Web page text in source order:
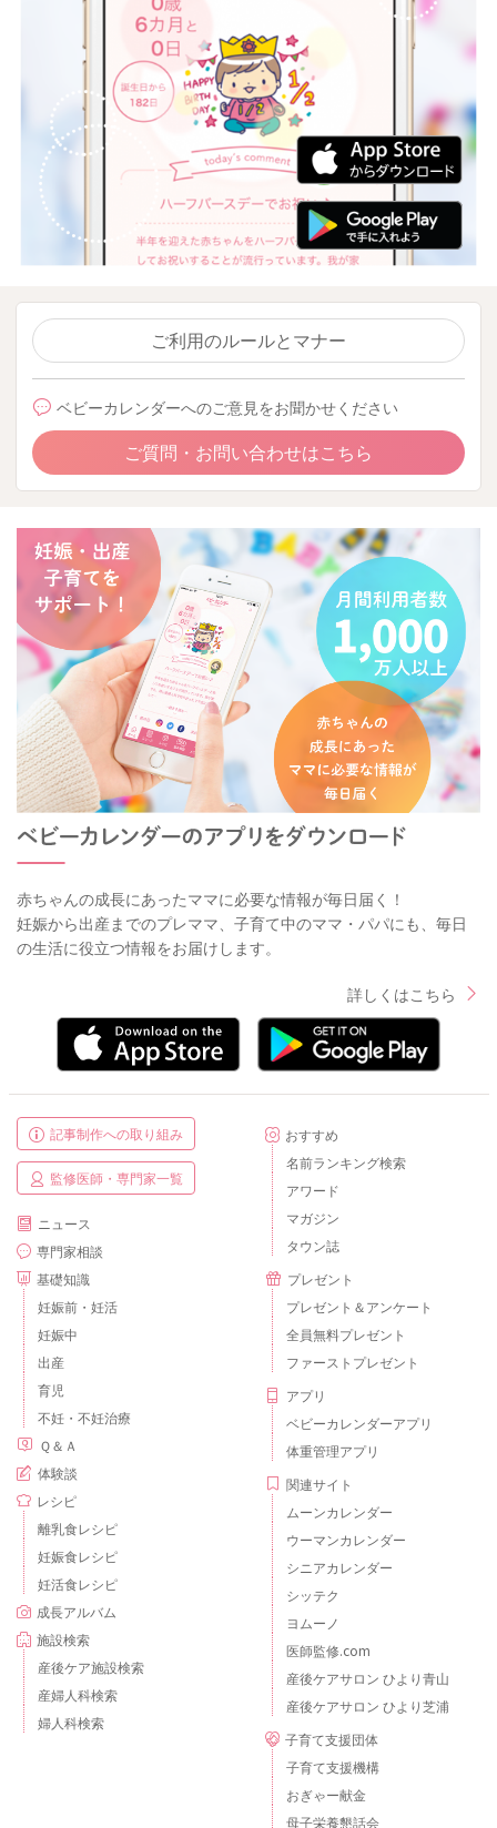
ご利用のルールとマナー
ベビーカレンダーへのご意見をお聞かせください
ご質問・お問い合わせはこちら
赤ちゃんの成長にあったママに必要な情報が毎日届く！
妊娠から出産までのプレママ、子育て中のママ・パパにも、毎日
の生活に役立つ情報をお届けします。
詳しくはこちら
記事制作への取り組み
監修医師・専門家一覧
ニュース
専門家相談
基礎知識
妊娠前・妊活
妊娠中
出産
育児
不妊・不妊治療
Ｑ＆Ａ
体験談
レシピ
離乳食レシピ
妊娠食レシピ
妊活食レシピ
成長アルバム
施設検索
産後ケア施設検索
産婦人科検索
婦人科検索
おすすめ
名前ランキング検索
アワード
マガジン
タウン誌
プレゼント
プレゼント＆アンケート
全員無料プレゼント
ファーストプレゼント
アプリ
ベビーカレンダーアプリ
体重管理アプリ
関連サイト
ムーンカレンダー
ウーマンカレンダー
シニアカレンダー
シッテク
ヨムーノ
医師監修.com
産後ケアサロン ひより青山
産後ケアサロン ひより芝浦
子育て支援団体
子育て支援機構
おぎゃー献金
母子栄養懇話会